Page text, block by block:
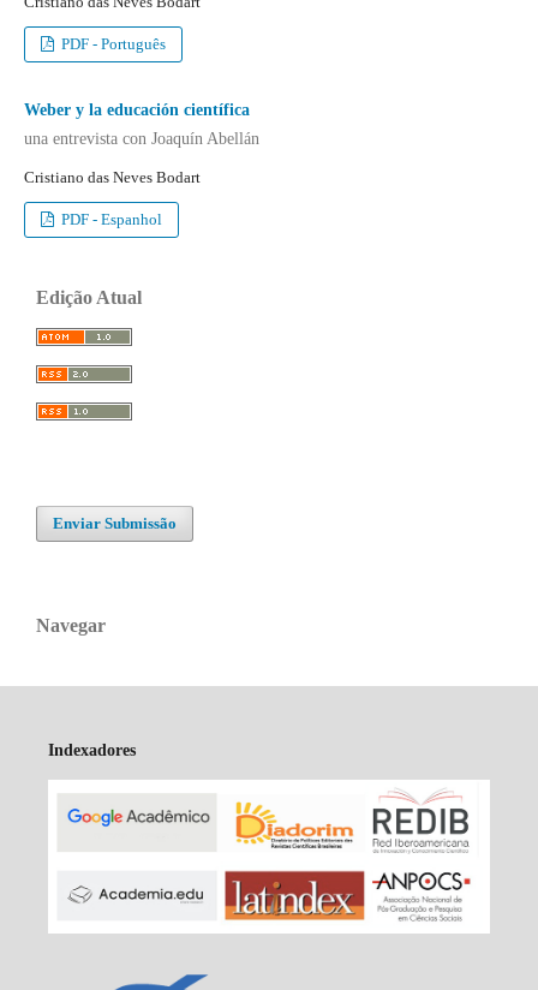
PDF - Português
Weber y la educación científica
una entrevista con Joaquín Abellán
Cristiano das Neves Bodart
PDF - Espanhol
Edição Atual
Enviar Submissão
Navegar
Indexadores